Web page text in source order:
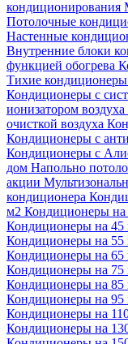
кондиционирования
Потолочные
Настенные
Внутренние блоки
функцией обогрева
Тихие кондиционеры
Кондиционеры с
ионизатором воздуха
очисткой воздуха
Кондиционеры с
Кондиционеры с
дом Напольно
акции
кондиционера
м2 Кондиционеры на
Кондиционеры на 45
Кондиционеры на 55
Кондиционеры на 65
Кондиционеры на 75
Кондиционеры на 85
Кондиционеры на 95
Кондиционеры на
Кондиционеры на